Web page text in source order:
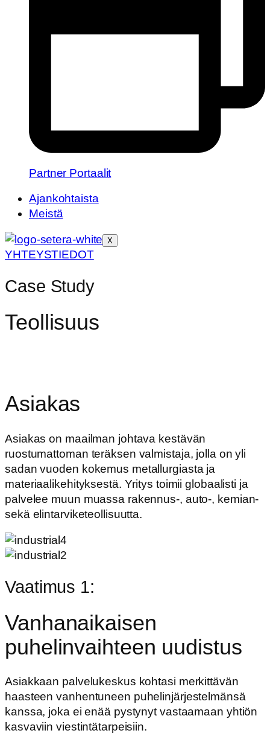
Partner Portaalit
Ajankohtaista
Meistä
X
YHTEYSTIEDOT
Case Study
Teollisuus
Asiakas
Asiakas on maailman johtava kestävän
ruostumattoman teräksen valmistaja, jolla on yli
sadan vuoden kokemus metallurgiasta ja
materiaalikehityksestä. Yritys toimii globaalisti ja
palvelee muun muassa rakennus-, auto-, kemian-
sekä elintarviketeollisuutta.
Vaatimus 1:
Vanhanaikaisen
puhelinvaihteen uudistus
Asiakkaan palvelukeskus kohtasi merkittävän
haasteen vanhentuneen puhelinjärjestelmänsä
kanssa, joka ei enää pystynyt vastaamaan yhtiön
kasvaviin viestintätarpeisiin.